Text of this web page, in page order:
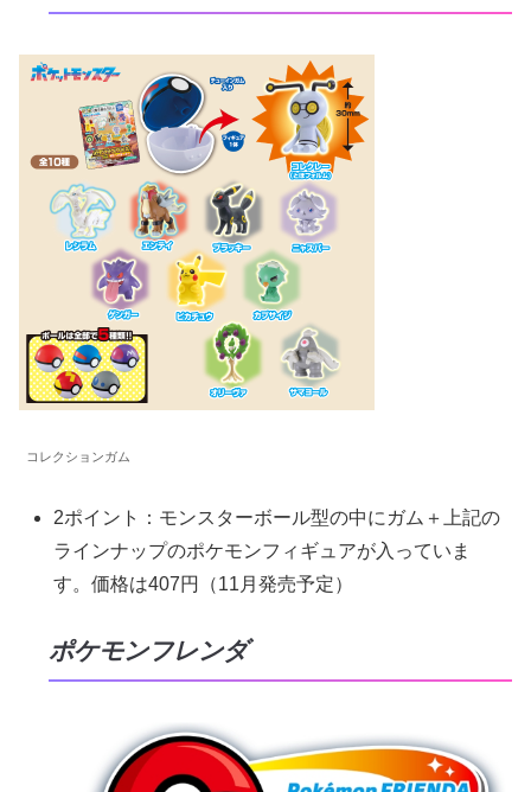
コレクションガム
2ポイント：モンスターボール型の中にガム＋上記の
ラインナップのポケモンフィギュアが入っていま
す。価格は407円（11月発売予定）
ポケモンフレンダ